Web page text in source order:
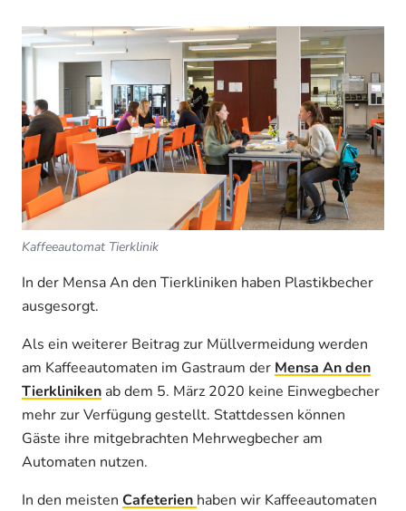
Kaffeeautomat Tierklinik
In der Mensa An den Tierkliniken haben Plastikbecher
ausgesorgt.
Als ein weiterer Beitrag zur Müllvermeidung werden
am Kaffeeautomaten im Gastraum der Mensa An den
Tierkliniken ab dem 5. März 2020 keine Einwegbecher
mehr zur Verfügung gestellt. Stattdessen können
Gäste ihre mitgebrachten Mehrwegbecher am
Automaten nutzen.
In den meisten Cafeterien haben wir Kaffeeautomaten